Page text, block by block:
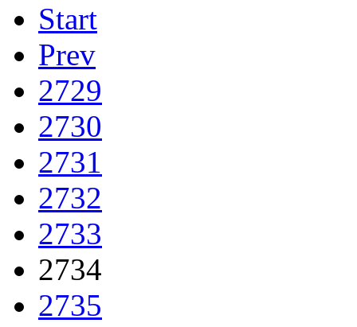
Start
Prev
2729
2730
2731
2732
2733
2734
2735